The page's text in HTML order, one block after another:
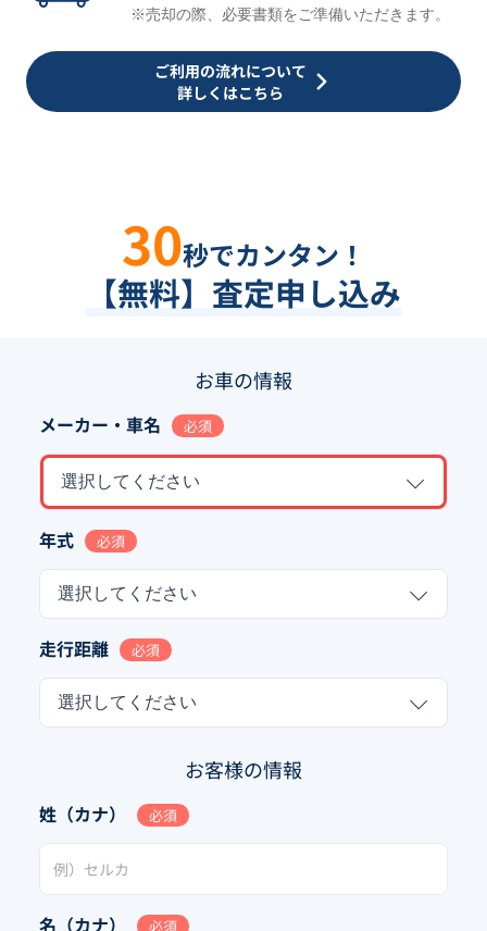
※売却の際、必要書類をご準備いただきます。
ご利用の流れについて
詳しくはこちら
30秒でカンタン！
【無料】査定申し込み
お車の情報
メーカー・車名 必須
選択してください
年式 必須
選択してください
走行距離 必須
選択してください
お客様の情報
姓（カナ） 必須
名（カナ） 必須